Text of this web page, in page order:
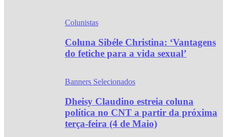
Colunistas
Coluna Sibéle Christina: ‘Vantagens
do fetiche para a vida sexual’
Banners Selecionados
Dheisy Claudino estreia coluna
política no CNT a partir da próxima
terça-feira (4 de Maio)